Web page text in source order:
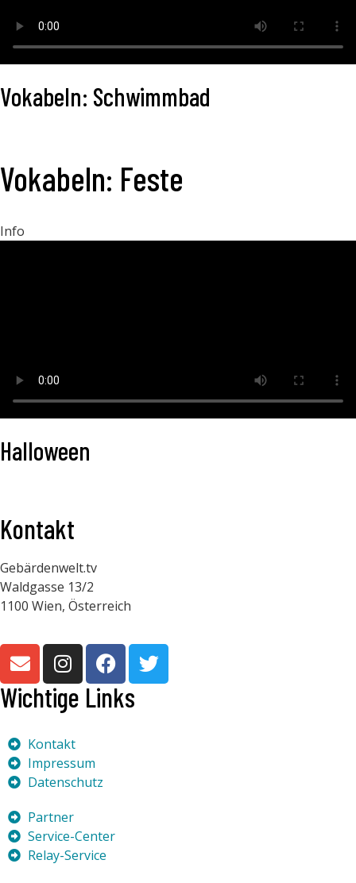
Vokabeln: Schwimmbad
Vokabeln: Feste
Info
Halloween
Kontakt
Gebärdenwelt.tv
Waldgasse 13/2
1100 Wien, Österreich
Wichtige Links
Kontakt
Impressum
Datenschutz
Partner
Service-Center
Relay-Service